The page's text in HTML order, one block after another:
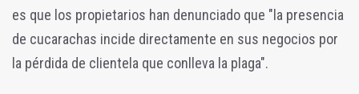
es que los propietarios han denunciado que "la presencia
de cucarachas incide directamente en sus negocios por
la pérdida de clientela que conlleva la plaga".